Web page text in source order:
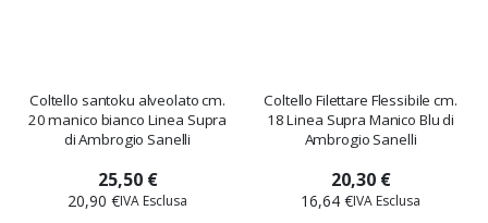
Coltello santoku alveolato cm.
20 manico bianco Linea Supra
di Ambrogio Sanelli
25,50 €
20,90 €
Coltello Filettare Flessibile cm.
18 Linea Supra Manico Blu di
Ambrogio Sanelli
20,30 €
16,64 €